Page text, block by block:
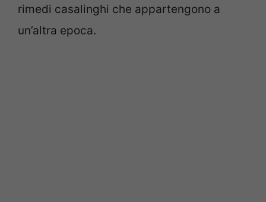
rimedi casalinghi che appartengono a
un’altra epoca.